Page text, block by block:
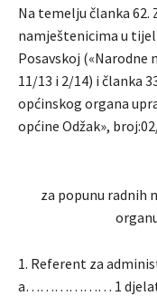
Na temelju članka 62.
namještenicima u
Posavskoj («Narodne
11/13 i 2/14) i članka
općinskog organa
općine Odžak»,
za popunu radnih
1. Referent za
a……………… 1